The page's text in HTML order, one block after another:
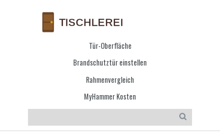
Tür-Oberfläche
Brandschutztür einstellen
Rahmenvergleich
MyHammer Kosten